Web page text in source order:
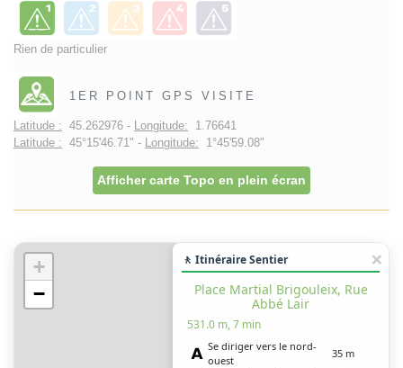
Rien de particulier
1ER POINT GPS VISITE
Latitude : 45.262976 - Longitude: 1.76641
Latitude : 45°15'46.71" - Longitude: 1°45'59.08"
Afficher carte Topo en plein écran
+
−
🚶 Itinéraire Sentier
Place Martial Brigouleix, Rue
Abbé Lair
531.0 m, 7 min
Se diriger vers le nord-
ouest
35 m